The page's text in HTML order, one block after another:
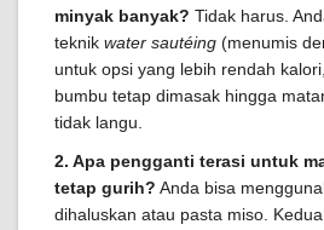
minyak banyak? Tidak harus.
teknik water sautéing (menumis
untuk opsi yang lebih rendah
bumbu tetap dimasak hingga
tidak langu.
2. Apa pengganti terasi untuk
tetap gurih? Anda bisa
dihaluskan atau pasta miso.